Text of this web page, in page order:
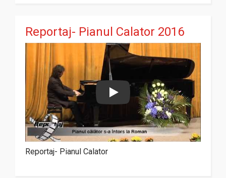
Reportaj- Pianul Calator 2016
Play
Reportaj- Pianul Calator